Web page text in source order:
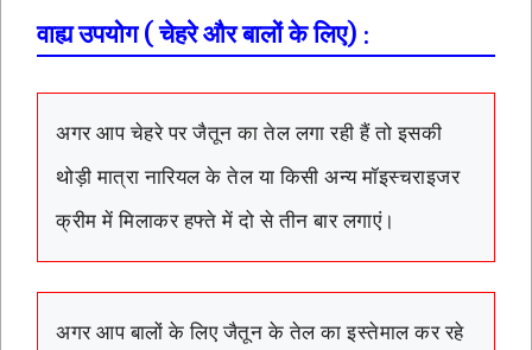
वाह्य उपयोग ( चेहरे और बालों के लिए) :
अगर आप चेहरे पर जैतून का तेल लगा रही हैं तो इसकी
थोड़ी मात्रा नारियल के तेल या किसी अन्य मॉइस्चराइजर
क्रीम में मिलाकर हफ्ते में दो से तीन बार लगाएं।
अगर आप बालों के लिए जैतून के तेल का इस्तेमाल कर रहे